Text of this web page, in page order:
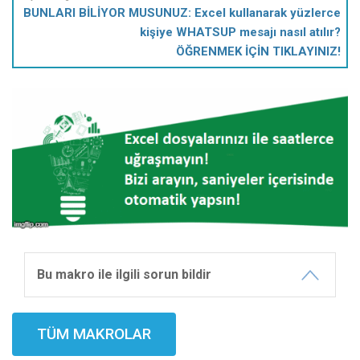
BUNLARI BİLİYOR MUSUNUZ: Excel kullanarak yüzlerce
kişiye WHATSUP mesajı nasıl atılır?
ÖĞRENMEK İÇİN TIKLAYINIZ!
Bu makro ile ilgili sorun bildir
TÜM MAKROLAR